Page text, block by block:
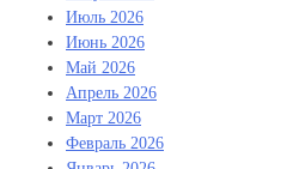
Июль 2026
Июнь 2026
Май 2026
Апрель 2026
Март 2026
Февраль 2026